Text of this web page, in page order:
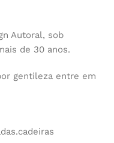
Autoral, sob
de 30 anos.
gentileza entre em